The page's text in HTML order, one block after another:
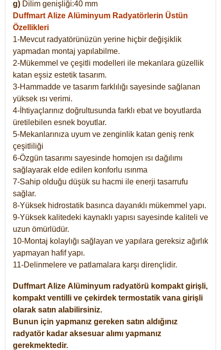
g) Dilim genişliği:40 mm
Duffmart Alize Alüminyum Radyatörlerin Üstün
Özellikleri
1-Mevcut radyatörünüzün yerine hiçbir değişiklik
yapmadan montaj yapılabilme.
2-Mükemmel ve çeşitli modelleri ile mekanlara güzellik
katan eşsiz estetik tasarım.
3-Hammadde ve tasarım farklılığı sayesinde sağlanan
yüksek ısı verimi.
4-İhtiyaçlarınız doğrultusunda farklı ebat ve boyutlarda
üretilebilen esnek boyutlar.
5-Mekanlarınıza uyum ve zenginlik katan geniş renk
çeşitliliği
6-Özgün tasarımı sayesinde homojen ısı dağılımı
sağlayarak elde edilen konforlu ısınma
7-Sahip olduğu düşük su hacmi ile enerji tasarrufu
sağlar.
8-Yüksek hidrostatik basınca dayanıklı mükemmel yapı.
9-Yüksek kalitedeki kaynaklı yapısı sayesinde kaliteli ve
uzun ömürlüdür.
10-Montaj kolaylığı sağlayan ve yapılara gereksiz ağırlık
yapmayan hafif yapı.
11-Delinmelere ve patlamalara karşı dirençlidir.
Duffmart Alize Alüminyum radyatörü kompakt girişli,
kompakt ventilli ve çekirdek termostatik vana girişli
olarak satın alabilirsiniz.
Bunun için yapmanız gereken satın aldığınız
radyatör kadar aksesuar alımı yapmanız
gerekmektedir.